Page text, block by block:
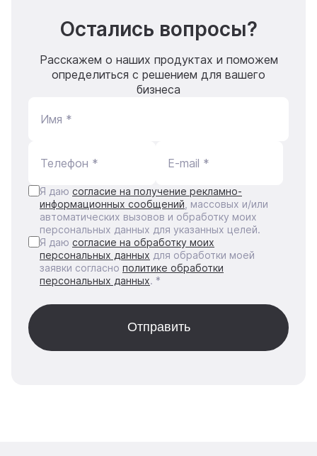
Остались вопросы?
Расскажем о наших продуктах и поможем
определиться с решением для вашего
бизнеса
Имя *
Телефон * E-mail *
Я даю согласие на получение рекламно-
информационных сообщений , массовых и/или
автоматических вызовов и обработку моих
персональных данных для указанных целей.
Я даю согласие на обработку моих
персональных данных для обработки моей
заявки согласно политике обработки
персональных данных. *